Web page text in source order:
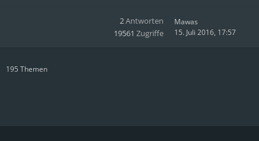
2Antworten
19561 Zugriffe
Mawas
15. Juli 2016, 17:57
195 Themen